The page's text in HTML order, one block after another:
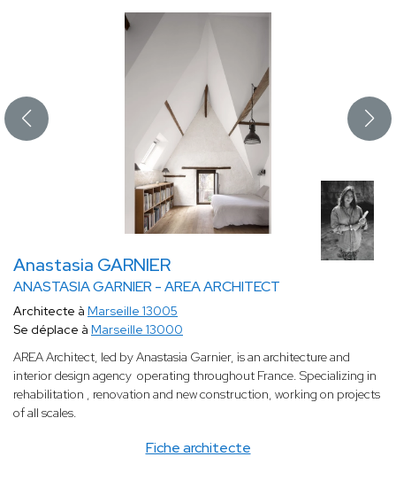
Anastasia GARNIER
ANASTASIA GARNIER - AREA ARCHITECT
Fiche architecte
Architecte à Marseille 13005
Se déplace à Marseille 13000
AREA Architect, led by Anastasia Garnier, is an architecture and
interior design agency operating throughout France. Specializing in
rehabilitation , renovation and new construction, working on projects
of all scales.